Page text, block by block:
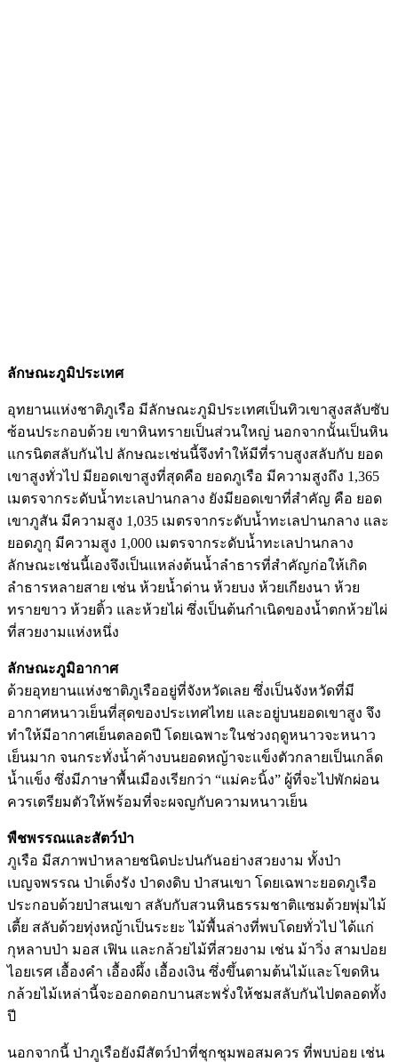
ลักษณะภูมิประเทศ
อุทยานแห่งชาติภูเรือ มีลักษณะภูมิประเทศเป็นทิวเขาสูงสลับซับ
ซ้อนประกอบด้วย เขาหินทรายเป็นส่วนใหญ่ นอกจากนั้นเป็นหิน
แกรนิตสลับกันไป ลักษณะเช่นนี้จึงทำให้มีที่ราบสูงสลับกับ ยอด
เขาสูงทั่วไป มียอดเขาสูงที่สุดคือ ยอดภูเรือ มีความสูงถึง 1,365
เมตรจากระดับน้ำทะเลปานกลาง ยังมียอดเขาที่สำคัญ คือ ยอด
เขาภูสัน มีความสูง 1,035 เมตรจากระดับน้ำทะเลปานกลาง และ
ยอดภูกุ มีความสูง 1,000 เมตรจากระดับน้ำทะเลปานกลาง
ลักษณะเช่นนี้เองจึงเป็นแหล่งต้นน้ำลำธารที่สำคัญก่อให้เกิด
ลำธารหลายสาย เช่น ห้วยน้ำด่าน ห้วยบง ห้วยเกียงนา ห้วย
ทรายขาว ห้วยติ้ว และห้วยไผ่ ซึ่งเป็นต้นกำเนิดของน้ำตกห้วยไผ่
ที่สวยงามแห่งหนึ่ง
ลักษณะภูมิอากาศ
ด้วยอุทยานแห่งชาติภูเรืออยู่ที่จังหวัดเลย ซึ่งเป็นจังหวัดที่มี
อากาศหนาวเย็นที่สุดของประเทศไทย และอยู่บนยอดเขาสูง จึง
ทำให้มีอากาศเย็นตลอดปี โดยเฉพาะในช่วงฤดูหนาวจะหนาว
เย็นมาก จนกระทั่งน้ำค้างบนยอดหญ้าจะแข็งตัวกลายเป็นเกล็ด
น้ำแข็ง ซึ่งมีภาษาพื้นเมืองเรียกว่า “แม่คะนิ้ง” ผู้ที่จะไปพักผ่อน
ควรเตรียมตัวให้พร้อมที่จะผจญกับความหนาวเย็น
พืชพรรณและสัตว์ป่า
ภูเรือ มีสภาพป่าหลายชนิดปะปนกันอย่างสวยงาม ทั้งป่า
เบญจพรรณ ป่าเต็งรัง ป่าดงดิบ ป่าสนเขา โดยเฉพาะยอดภูเรือ
ประกอบด้วยป่าสนเขา สลับกับสวนหินธรรมชาติแซมด้วยพุ่มไม้
เตี้ย สลับด้วยทุ่งหญ้าเป็นระยะ ไม้พื้นล่างที่พบโดยทั่วไป ได้แก่
กุหลาบป่า มอส เฟิน และกล้วยไม้ที่สวยงาม เช่น ม้าวิ่ง สามปอย
ไอยเรศ เอื้องคำ เอื้องผึ้ง เอื้องเงิน ซึ่งขึ้นตามต้นไม้และโขดหิน
กล้วยไม้เหล่านี้จะออกดอกบานสะพรั่งให้ชมสลับกันไปตลอดทั้ง
ปี
นอกจากนี้ ป่าภูเรือยังมีสัตว์ป่าที่ชุกชุมพอสมควร ที่พบบ่อย เช่น